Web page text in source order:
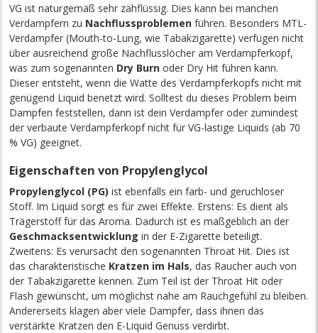
VG ist naturgemäß sehr zähflüssig. Dieskann bei manchen
Verdampfern zu Nachflussproblemen führen. Besonders MTL-
Verdampfer (Mouth-to-Lung, wie Tabakzigarette) verfügen nicht
über ausreichend große Nachflusslöcher am Verdampferkopf,
was zum sogenannten Dry Burn oder Dry Hit führen kann.
Dieser entsteht, wenn die Watte des Verdampferkopfs nicht mit
genügend Liquid benetzt wird. Solltest du dieses Problem beim
Dampfen feststellen, dann ist dein Verdampfer oder zumindest
der verbaute Verdampferkopf nicht für VG-lastige Liquids (ab 70
% VG) geeignet.
Eigenschaften von Propylenglycol
Propylenglycol (PG) ist ebenfalls ein farb- und geruchloser
Stoff. Im Liquid sorgt es für zwei Effekte. Erstens: Es dient als
Trägerstoff für das Aroma. Dadurch ist es maßgeblich an der
Geschmacksentwicklung in der E-Zigarette beteiligt.
Zweitens: Es verursacht den sogenannten Throat Hit. Dies ist
das charakteristische Kratzen im Hals, das Raucher auch von
der Tabakzigarette kennen. Zum Teil ist der Throat Hit oder
Flash gewünscht, um möglichst nahe am Rauchgefühl zu bleiben.
Andererseits klagen aber viele Dampfer, dass ihnen das
verstärkte Kratzen den E-Liquid Genuss verdirbt.